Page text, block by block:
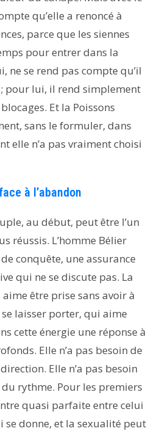
qu’elle a renoncé à
parce que les siennes
pour entrer dans la
ne se rend pas compte qu’il
pour lui, il rend simplement
Et la Poissons
sans le formuler, dans
elle n’a pas vraiment choisi
à l’abandon
au début, peut être l’un
réussis. L’homme Bélier
conquête, une assurance
qui ne se discute pas. La
être prise sans avoir à
laisser porter, qui aime
cette énergie une réponse à
Elle n’a pas besoin de
Elle n’a pas besoin
rythme. Pour les premiers
quasi parfaite entre celui
donne, et la sexualité peut